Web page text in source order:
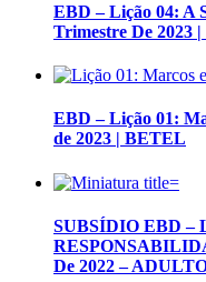
EBD – Lição 04: A
Trimestre De 2023
EBD – Lição 01:
de 2023 | BETEL
SUBSÍDIO EBD –
De 2022 –